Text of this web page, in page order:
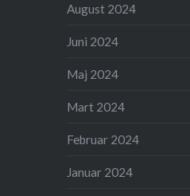
August 2024
Juni 2024
Maj 2024
Mart 2024
Februar 2024
Januar 2024